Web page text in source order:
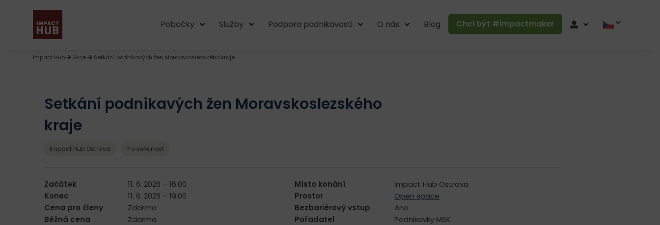
Pobočky Služby Podpora podnikavosti O nás Blog Chci být #impactmaker
Impact Hub Akce Setkání podnikavých žen Moravskoslezského kraje
Setkání podnikavých žen Moravskoslezského
kraje
Impact Hub Ostrava Pro veřejnost
Začátek
Konec
Cena pro členy
Běžná cena
11. 6. 2026 – 16:00
11. 6. 2026 – 19:00
Zdarma
Zdarma
Místo konání
Prostor
Bezbariérový vstup
Pořadatel
Impact Hub Ostrava
Open space
Ano
Podnikavky MSK